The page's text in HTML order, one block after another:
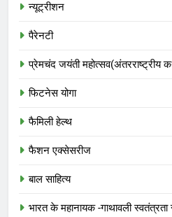
न्यूट्रीशन
पैरेनटी
प्रेमचंद जयंती महोत्सव(अंतरराष्ट्रीय
फिटनेस योगा
फैमिली हेल्थ
फैशन एक्सेसरीज
बाल साहित्य
भारत के महानायक -गाथावली